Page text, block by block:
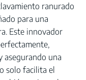
ranurado
para una
Este innovador
asegurando una
solo facilita el